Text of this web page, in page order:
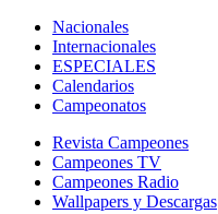
Nacionales
Internacionales
ESPECIALES
Calendarios
Campeonatos
Revista Campeones
Campeones TV
Campeones Radio
Wallpapers y Descargas